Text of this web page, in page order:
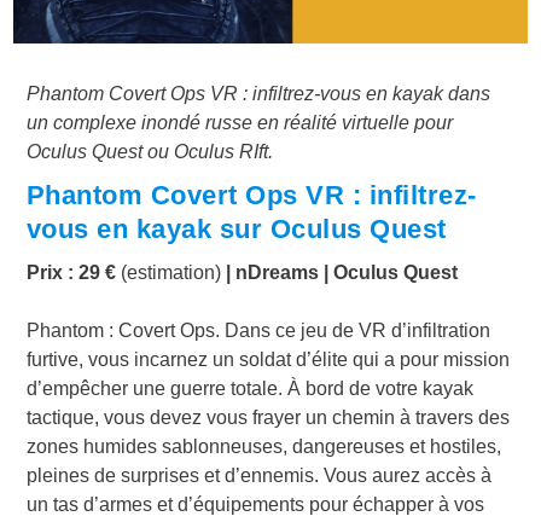
Phantom Covert Ops VR : infiltrez-vous en kayak dans
un complexe inondé russe en réalité virtuelle pour
Oculus Quest ou Oculus RIft.
Phantom Covert Ops VR : infiltrez-
vous en kayak sur Oculus Quest
Prix : 29 €(estimation)| nDreams | Oculus Quest
Phantom : Covert Ops. Dans ce jeu de VR d’infiltration
furtive, vous incarnez un soldat d’élite qui a pour mission
d’empêcher une guerre totale. À bord de votre kayak
tactique, vous devez vous frayer un chemin à travers des
zones humides sablonneuses, dangereuses et hostiles,
pleines de surprises et d’ennemis. Vous aurez accès à
un tas d’armes et d’équipements pour échapper à vos